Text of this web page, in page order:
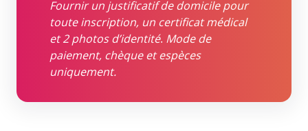
Fournir un justificatif de domicile pour
toute inscription, un certificat médical
et 2 photos d’identité. Mode de
paiement, chèque et espèces
uniquement.